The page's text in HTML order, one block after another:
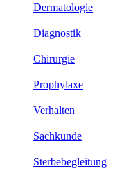
Dermatologie
Diagnostik
Chirurgie
Prophylaxe
Verhalten
Sachkunde
Sterbebegleitung